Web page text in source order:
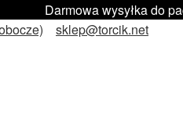
Darmowa wysyłka do
sklep@torcik.net